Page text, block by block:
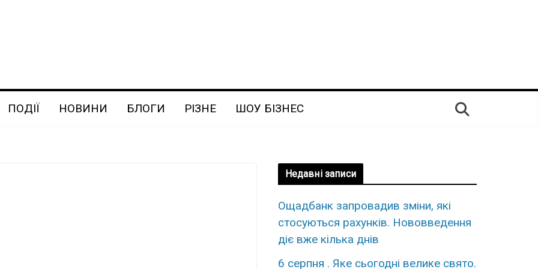
ПОДІЇ НОВИНИ БЛОГИ РІЗНЕ ШОУ БІЗНЕС
Недавні записи
Ощадбанк запровадив зміни, які
стосуються рахунків. Нововведення
діє вже кілька днів
6 серпня . Яке сьогодні велике свято.